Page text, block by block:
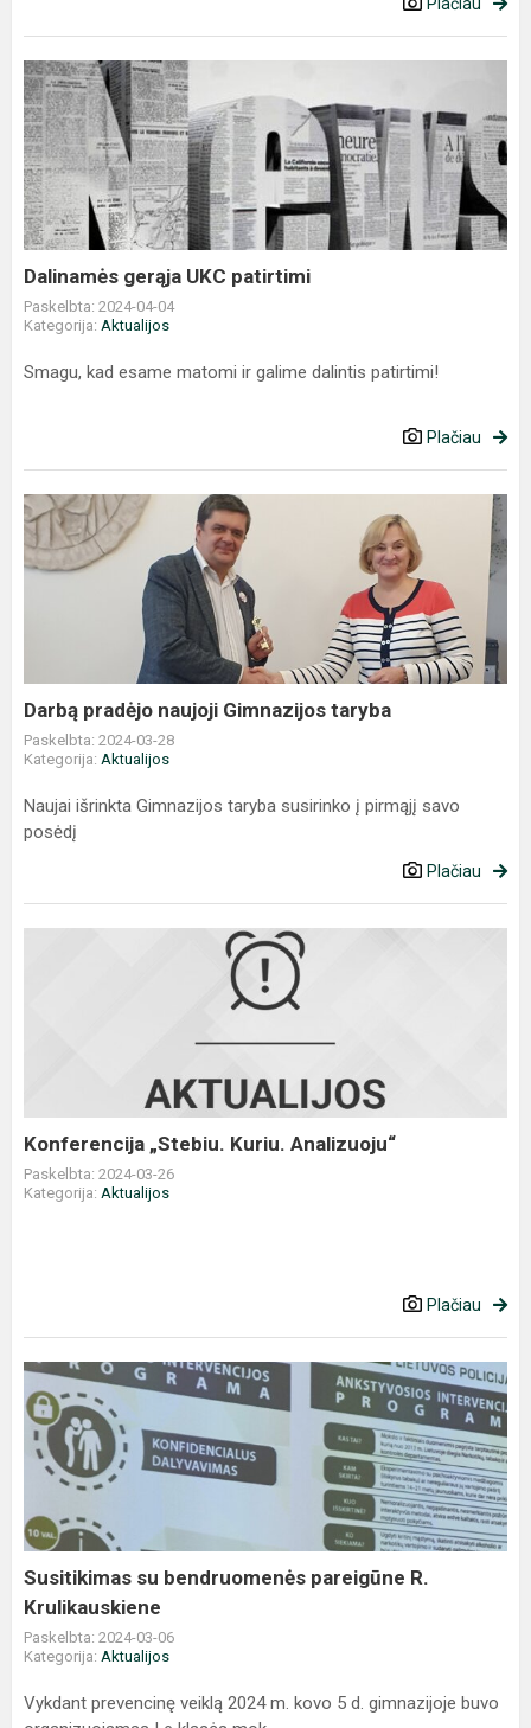
Dalinamės
gerąja
UKC
patirtimi
Dalinamės gerąja UKC patirtimi
Paskelbta: 2024-04-04
Kategorija: Aktualijos
Smagu, kad esame matomi ir galime dalintis patirtimi!
Plačiau
Darbą
pradėjo
naujoji
Darbą pradėjo naujoji Gimnazijos taryba
Paskelbta: 2024-03-28
Kategorija: Aktualijos
Naujai išrinkta Gimnazijos taryba susirinko į pirmąjį savo
posėdį
Plačiau
Konferencija „Stebiu. Kuriu. Analizuoju“
Paskelbta: 2024-03-26
Kategorija: Aktualijos
Plačiau
Susitikimas
su
bendruomenės
pareigūne
Krulikauskiene
Susitikimas su bendruomenės pareigūne R.
Krulikauskiene
Paskelbta: 2024-03-06
Kategorija: Aktualijos
Vykdant prevencinę veiklą 2024 m. kovo 5 d. gimnazijoje buvo